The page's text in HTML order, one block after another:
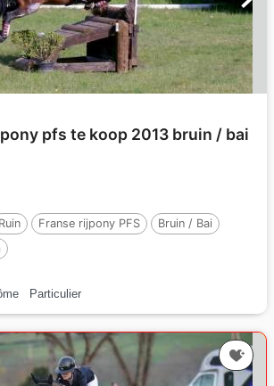
pfs te koop 2013 bruin / bai
Ruin Franse rijpony PFS
Bruin / Bai
Particulier